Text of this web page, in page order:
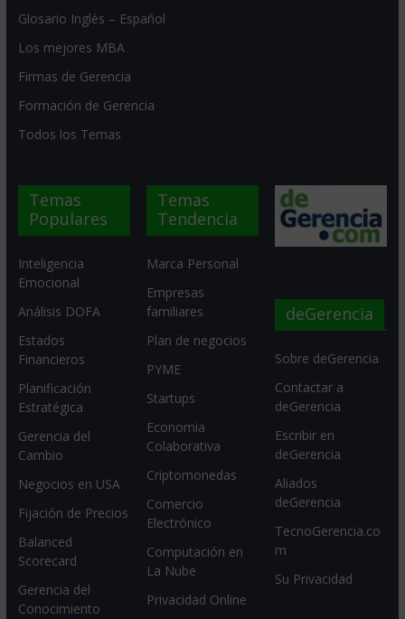
Glosario Inglés – Español
Los mejores MBA
Firmas de Gerencia
Formación de Gerencia
Todos los Temas
Temas
Populares
Inteligencia
Emocional
Análisis DOFA
Estados
Financieros
Planificación
Estratégica
Gerencia del
Cambio
Negocios en USA
Fijación de Precios
Balanced
Scorecard
Gerencia del
Conocimiento
Temas
Tendencia
Marca Personal
Empresas
familiares
Plan de negocios
PYME
Startups
Economia
Colaborativa
Criptomonedas
Comercio
Electrónico
Computación en
La Nube
Privacidad Online
deGerencia
Sobre deGerencia
Contactar a
deGerencia
Escribir en
deGerencia
Aliados
deGerencia
TecnoGerencia.co
m
Su Privacidad